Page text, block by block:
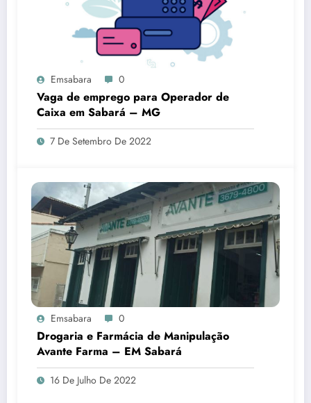
Emsabara 0
Vaga de emprego para Operador de
Caixa em Sabará – MG
7 De Setembro De 2022
Emsabara 0
Drogaria e Farmácia de Manipulação
Avante Farma – EM Sabará
16 De Julho De 2022